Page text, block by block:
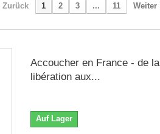
Zurück 1 2 3 ... 11 Weiter
Accoucher en France - de la
libération aux...
Auf Lager